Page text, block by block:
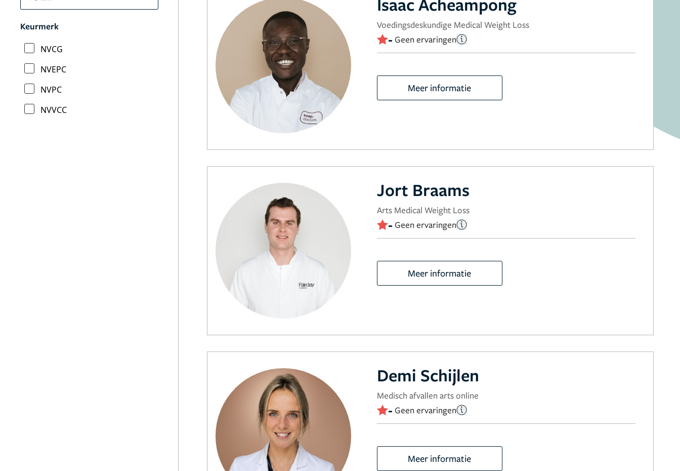
Keurmerk
NVCG
NVEPC
NVPC
NVVCC
Voedingsdeskundige Medical Weight Loss
- Geen ervaringen
Meer informatie
Jort Braams
Arts Medical Weight Loss
- Geen ervaringen
Meer informatie
Demi Schijlen
Medisch afvallen arts online
- Geen ervaringen
Meer informatie